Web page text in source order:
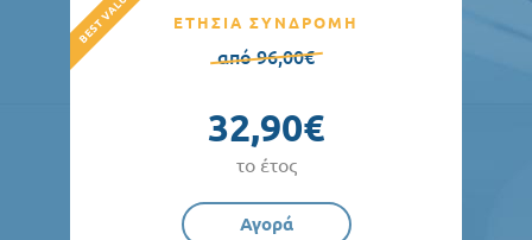
ΕΤΗΣΙΑ ΣΥΝΔΡΟΜΗ
από 96,00€
32,90€
το έτος
Αγορά